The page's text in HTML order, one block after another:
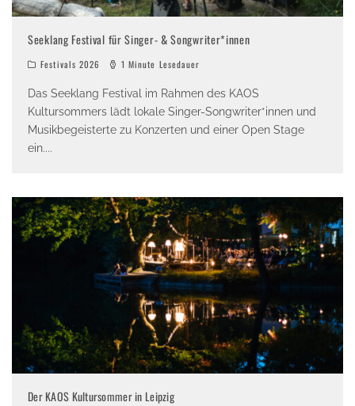
Seeklang Festival für Singer- & Songwriter*innen
Festivals 2026 1 Minute Lesedauer
Das Seeklang Festival im Rahmen des KAOS
Kultursommers lädt lokale Singer-Songwriter*innen und
Musikbegeisterte zu Konzerten und einer Open Stage
ein....
Der KAOS Kultursommer in Leipzig